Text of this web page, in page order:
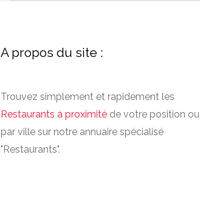
A propos du site :
Trouvez simplement et rapidement les
Restaurants à proximité de votre position ou
par ville sur notre annuaire spécialisé
"Restaurants".